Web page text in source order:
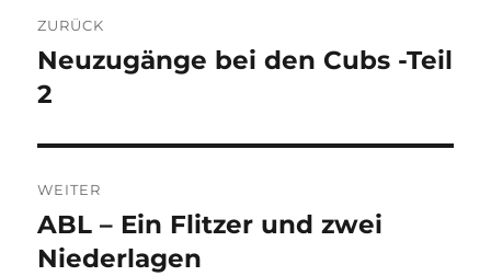
ZURÜCK
Vorheriger
Beitrag:
Neuzugänge bei den Cubs -Teil
2
WEITER
Nächster
Beitrag:
ABL – Ein Flitzer und zwei
Niederlagen